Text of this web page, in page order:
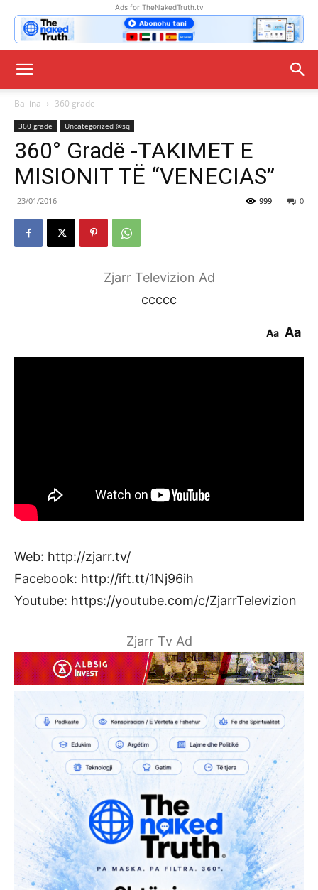
Ads for TheNakedTruth.tv
Ballina 360 grade
360 grade Uncategorized @sq
360° Gradë -TAKIMET E
MISIONIT TË “VENECIAS”
23/01/2016 0
999
Zjarr Televizion Ad
ccccc
Aa Aa
Web: http://zjarr.tv/
Facebook: http://ift.tt/1Nj96ih
Youtube: https://youtube.com/c/ZjarrTelevizion
Zjarr Tv Ad